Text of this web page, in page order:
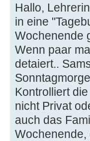
Hallo,
in eine
Wochenende
Wenn paar
detaiert..
Kontrolliert
nicht Privat
auch das
Wochenende,